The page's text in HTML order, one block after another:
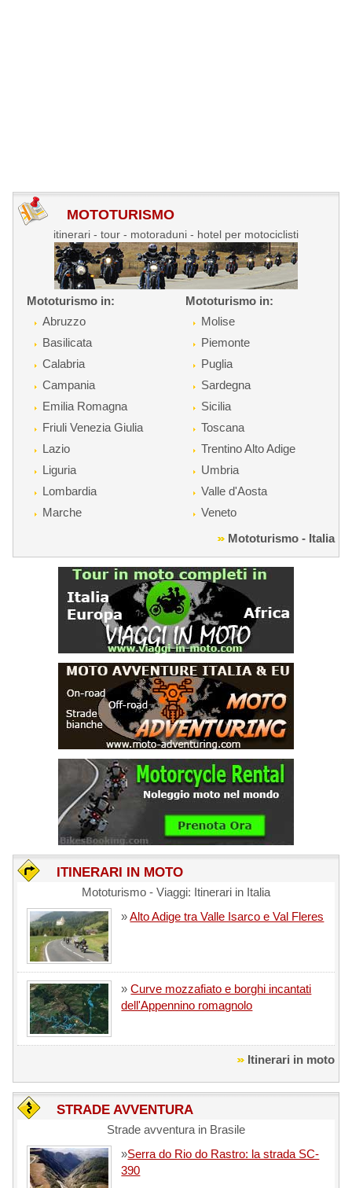
MOTOTURISMO
itinerari - tour - motoraduni - hotel per motociclisti
Mototurismo in:
Abruzzo
Basilicata
Calabria
Campania
Emilia Romagna
Friuli Venezia Giulia
Lazio
Liguria
Lombardia
Marche
Mototurismo in:
Molise
Piemonte
Puglia
Sardegna
Sicilia
Toscana
Trentino Alto Adige
Umbria
Valle d'Aosta
Veneto
Mototurismo - Italia
ITINERARI IN MOTO
Mototurismo - Viaggi: Itinerari in Italia
»Alto Adige tra Valle Isarco e Val Fleres
»Curve mozzafiato e borghi incantati
dell'Appennino romagnolo
Itinerari in moto
STRADE AVVENTURA
Strade avventura in Brasile
»Serra do Rio do Rastro: la strada SC-
390